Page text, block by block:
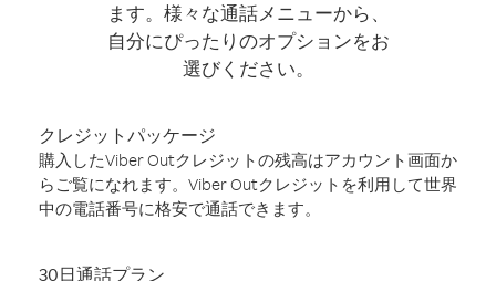
ます。様々な通話メニューから、
自分にぴったりのオプションをお
選びください。
クレジットパッケージ
購入したViber Outクレジットの残高はアカウント画面か
らご覧になれます。Viber Outクレジットを利用して世界
中の電話番号に格安で通話できます。
30日通話プラン